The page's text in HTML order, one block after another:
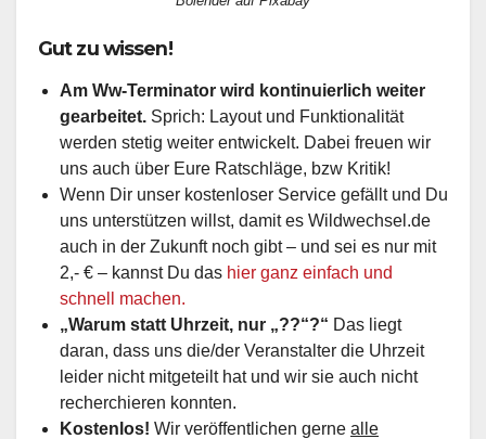
Gut zu wissen!
Am Ww-Terminator wird kontinuierlich weiter
gearbeitet. Sprich: Layout und Funktionalität
werden stetig weiter entwickelt. Dabei freuen wir
uns auch über Eure Ratschläge, bzw Kritik!
Wenn Dir unser kostenloser Service gefällt und Du
uns unterstützen willst, damit es Wildwechsel.de
auch in der Zukunft noch gibt – und sei es nur mit
2,- € – kannst Du das hier ganz einfach und
schnell machen.
„Warum statt Uhrzeit, nur „??“?“ Das liegt
daran, dass uns die/der Veranstalter die Uhrzeit
leider nicht mitgeteilt hat und wir sie auch nicht
recherchieren konnten.
Kostenlos! Wir veröffentlichen gerne alle